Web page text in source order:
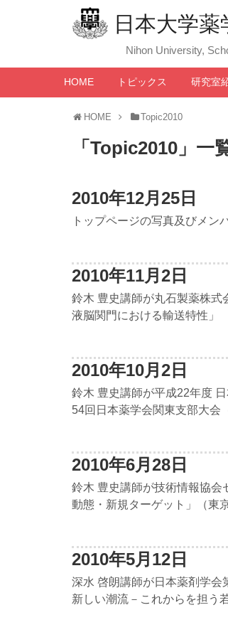
日本大学
Nihon University,
HOME トピックス 研究室
HOME Topic2010
「 Topic2010 」 一
2010年12月25日
トップページの写真及びメン
2010年11月2日
鈴木 豊史講師が丸石製薬株式
液脳関門における輸送特性」
2010年10月2日
鈴木 豊史講師が平成22年度
54回日本薬学会関東支部大会
2010年6月28日
鈴木 豊史講師が技術情報協会
動態・新規ターゲット」（東
2010年5月12日
深水 啓朗講師が日本薬剤学
新しい潮流－これからを担う